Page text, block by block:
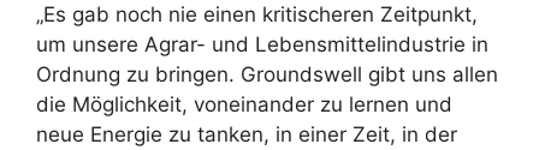
„Es gab noch nie einen kritischeren Zeitpunkt,
um unsere Agrar- und Lebensmittelindustrie in
Ordnung zu bringen. Groundswell gibt uns allen
die Möglichkeit, voneinander zu lernen und
neue Energie zu tanken, in einer Zeit, in der